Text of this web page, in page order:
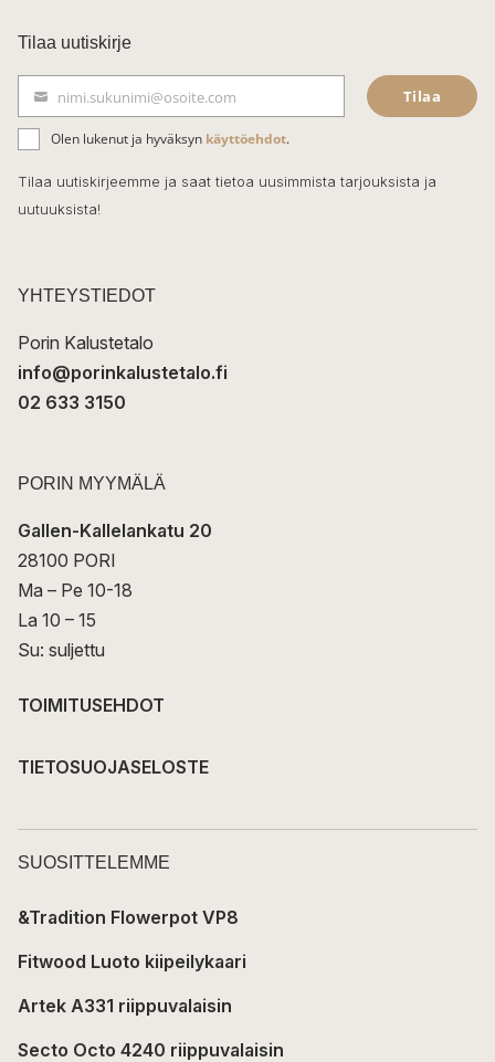
c
e
b
o
o
k
Tilaa uutiskirje
ä
h
k
t
nimi.sukunimi@osoite.com Tilaa
Olen lukenut ja hyväksyn käyttöehdot.
Tilaa uutiskirjeemme ja saat tietoa uusimmista tarjouksista ja
uutuuksista!
YHTEYSTIEDOT
Porin Kalustetalo
info@porinkalustetalo.fi
02 633 3150
PORIN MYYMÄLÄ
Gallen-Kallelankatu 20
28100 PORI
Ma – Pe 10-18
La 10 – 15
Su: suljettu
TOIMITUSEHDOT
TIETOSUOJASELOSTE
SUOSITTELEMME
&Tradition Flowerpot VP8
Fitwood Luoto kiipeilykaari
Artek A331 riippuvalaisin
Secto Octo 4240 riippuvalaisin